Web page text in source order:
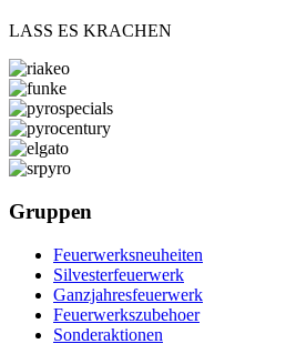
LASS ES KRACHEN
Gruppen
Feuerwerksneuheiten
Silvesterfeuerwerk
Ganzjahresfeuerwerk
Feuerwerkszubehoer
Sonderaktionen